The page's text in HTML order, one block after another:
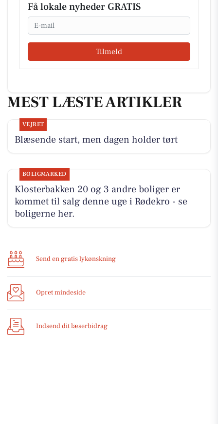
Få lokale nyheder GRATIS
Email
Tilmeld
MEST LÆSTE ARTIKLER
VEJRET
Blæsende start, men dagen holder tørt
BOLIGMARKED
Klosterbakken 20 og 3 andre boliger er
kommet til salg denne uge i Rødekro - se
boligerne her.
Send en gratis lykønskning
Opret mindeside
Indsend dit læserbidrag